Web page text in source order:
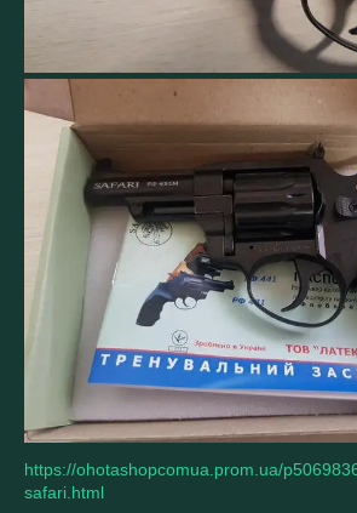
https://ohotashopcomua.prom.ua/
safari.html